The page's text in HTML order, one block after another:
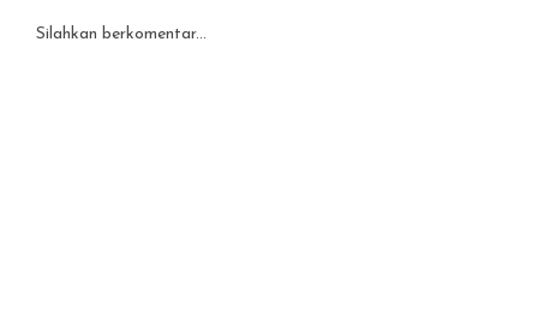
Silahkan berkomentar...